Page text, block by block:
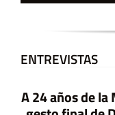
ENTREVISTAS
A 24 años de la